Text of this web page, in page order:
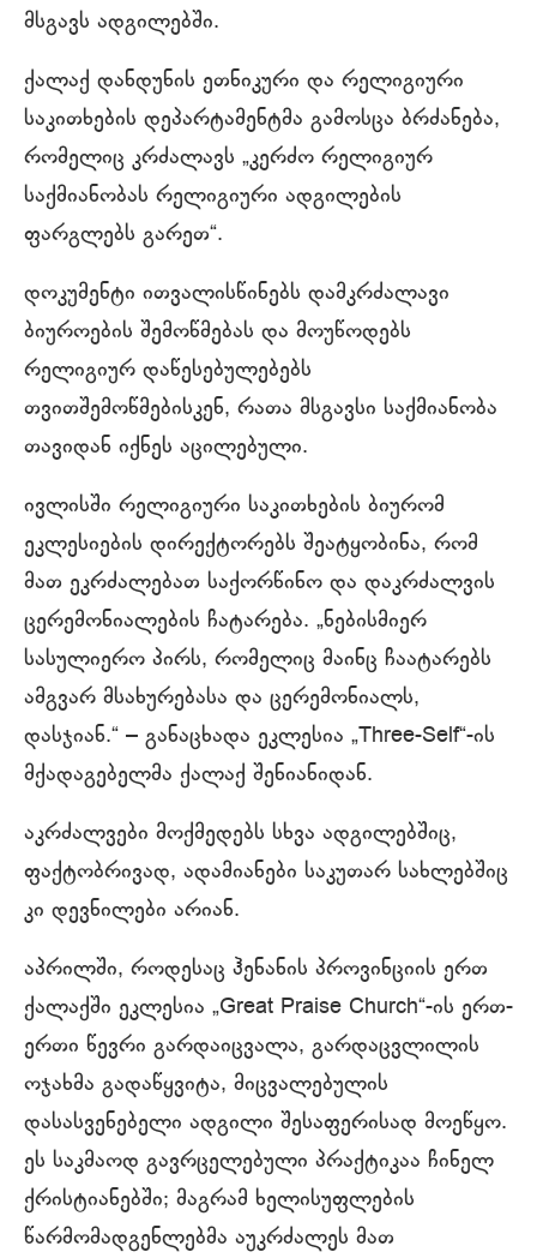
მსგავს ადგილებში.
ქალაქ დანდუნის ეთნიკური და რელიგიური
საკითხების დეპარტამენტმა გამოსცა ბრძანება,
რომელიც კრძალავს „კერძო რელიგიურ
საქმიანობას რელიგიური ადგილების
ფარგლებს გარეთ“.
დოკუმენტი ითვალისწინებს დამკრძალავი
ბიუროების შემოწმებას და მოუწოდებს
რელიგიურ დაწესებულებებს
თვითშემოწმებისკენ, რათა მსგავსი საქმიანობა
თავიდან იქნეს აცილებული.
ივლისში რელიგიური საკითხების ბიურომ
ეკლესიების დირექტორებს შეატყობინა, რომ
მათ ეკრძალებათ საქორწინო და დაკრძალვის
ცერემონიალების ჩატარება. „ნებისმიერ
სასულიერო პირს, რომელიც მაინც ჩაატარებს
ამგვარ მსახურებასა და ცერემონიალს,
დასჯიან.“ – განაცხადა ეკლესია „Three-Self“-ის
მქადაგებელმა ქალაქ შენიანიდან.
აკრძალვები მოქმედებს სხვა ადგილებშიც,
ფაქტობრივად, ადამიანები საკუთარ სახლებშიც
კი დევნილები არიან.
აპრილში, როდესაც ჰენანის პროვინციის ერთ
ქალაქში ეკლესია „Great Praise Church“-ის ერთ-
ერთი წევრი გარდაიცვალა, გარდაცვლილის
ოჯახმა გადაწყვიტა, მიცვალებულის
დასასვენებელი ადგილი შესაფერისად მოეწყო.
ეს საკმაოდ გავრცელებული პრაქტიკაა ჩინელ
ქრისტიანებში; მაგრამ ხელისუფლების
წარმომადგენლებმა აუკრძალეს მათ